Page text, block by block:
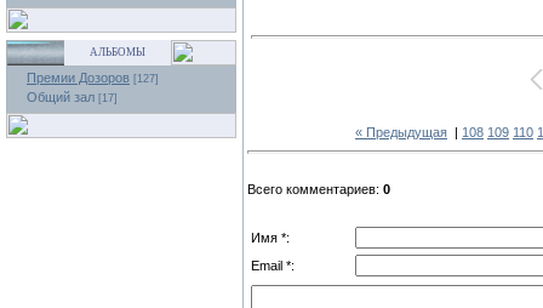
АЛЬБОМЫ
Премии Дозоров [127]
Общий зал [17]
« Предыдущая | 108 109 110
Всего комментариев: 0
Имя *:
Email *: